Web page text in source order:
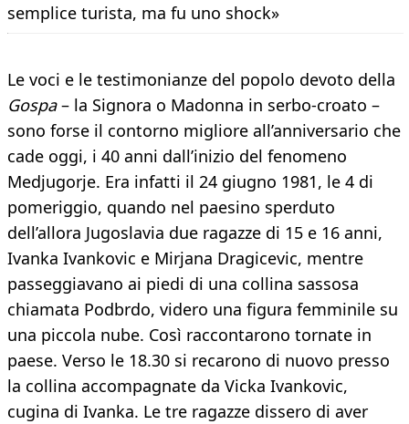
semplice turista, ma fu uno shock»
Le voci e le testimonianze del popolo devoto della
Gospa– la Signora o Madonna in serbo-croato –
sono forse il contorno migliore all’anniversario che
cade oggi, i 40 anni dall’inizio del fenomeno
Medjugorje. Era infatti il 24 giugno 1981, le 4 di
pomeriggio, quando nel paesino sperduto
dell’allora Jugoslavia due ragazze di 15 e 16 anni,
Ivanka Ivankovic e Mirjana Dragicevic, mentre
passeggiavano ai piedi di una collina sassosa
chiamata Podbrdo, videro una figura femminile su
una piccola nube. Così raccontarono tornate in
paese. Verso le 18.30 si recarono di nuovo presso
la collina accompagnate da Vicka Ivankovic,
cugina di Ivanka. Le tre ragazze dissero di aver